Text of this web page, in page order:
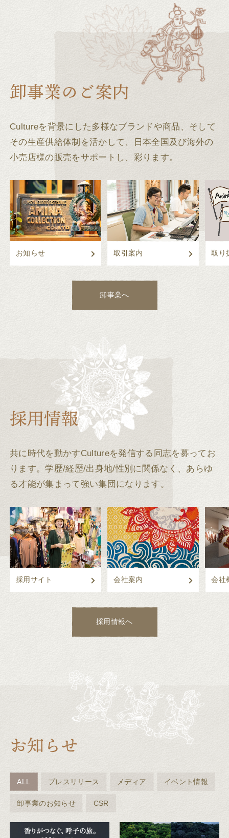
Cultureを背景にした多様なブランドや商品、そして
その生産供給体制を活かして、
日本全国及び海外の
小売店様の販売をサポートし、彩ります。
お知らせ 取引案内 取り
卸事業へ
共に時代を動かすCultureを発信する同志を募ってお
ります。学歴/経歴/出身地/性別に関係なく、あらゆ
る才能が集まって強い集団になります。
採用サイト 会社案内 会社
採用情報へ
ALL プレスリリース メディア イベント情報
卸事業のお知らせ CSR